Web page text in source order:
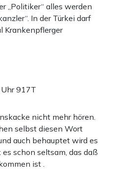
„Politiker“ alles werden
In der Türkei darf
Krankenpflerger
917T
nicht mehr hören.
selbst diesen Wort
auch behauptet wird es
schon seltsam, das daß
ist .